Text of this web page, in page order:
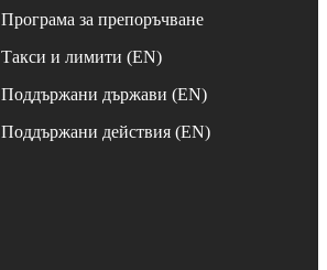
Програма за препоръчване
Такси и лимити (EN)
Поддържани държави (EN)
Поддържани действия (EN)